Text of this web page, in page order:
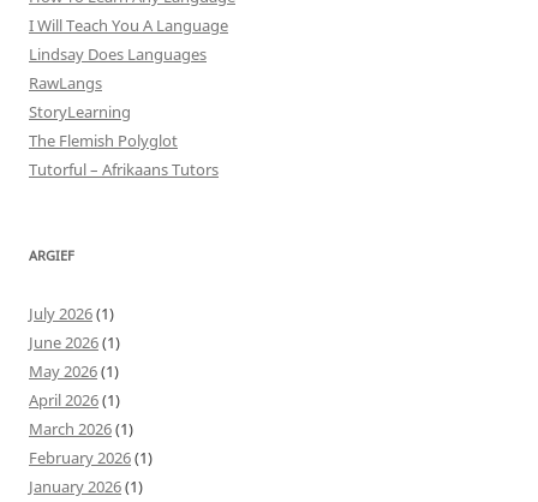
I Will Teach You A Language
Lindsay Does Languages
RawLangs
StoryLearning
The Flemish Polyglot
Tutorful – Afrikaans Tutors
ARGIEF
July 2026(1)
June 2026(1)
May 2026(1)
April 2026(1)
March 2026(1)
February 2026(1)
January 2026(1)